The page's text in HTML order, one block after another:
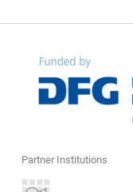
Partner Institutions